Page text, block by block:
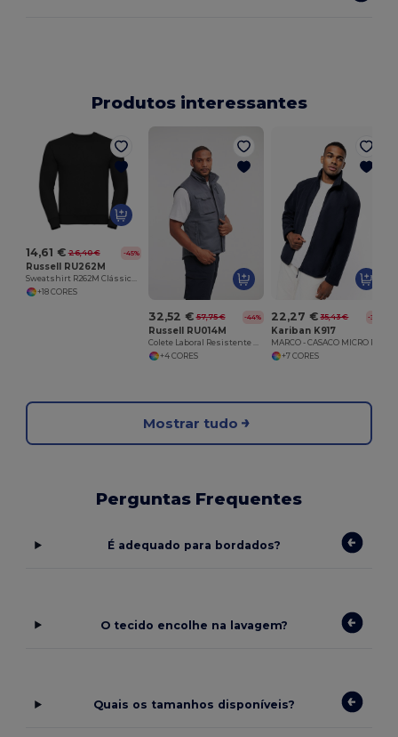
Produtos interessantes
14,61 € 26,40 € -45%
Russell RU262M
Sweatshirt R262M Clássica Manga Reta
+18 CORES
32,52 € 57,75 € -44%
Russell RU014M
Colete Laboral Resistente R014M Workwear
+4 CORES
22,27 € 35,43 € -37%
Kariban K917
+7 CORES
Mostrar tudo
Perguntas Frequentes
É adequado para bordados?
O tecido encolhe na lavagem?
Quais os tamanhos disponíveis?